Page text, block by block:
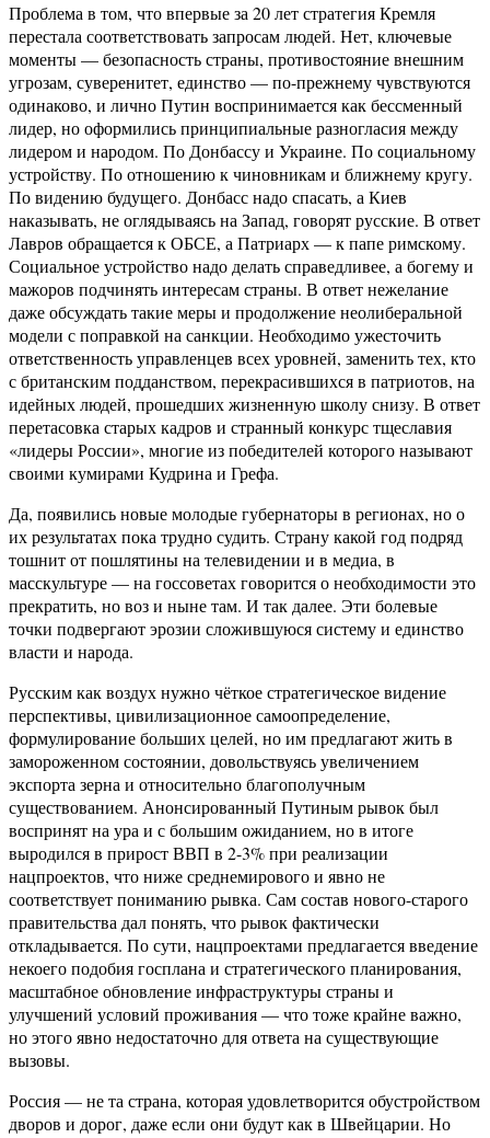
Проблема в том, что впервые за 20 лет стратегия Кремля
перестала соответствовать запросам людей. Нет, ключевые
моменты — безопасность страны, противостояние внешним
угрозам, суверенитет, единство — по-прежнему чувствуются
одинаково, и лично Путин воспринимается как бессменный
лидер, но оформились принципиальные разногласия между
лидером и народом. По Донбассу и Украине. По социальному
устройству. По отношению к чиновникам и ближнему кругу.
По видению будущего. Донбасс надо спасать, а Киев
наказывать, не оглядываясь на Запад, говорят русские. В ответ
Лавров обращается к ОБСЕ, а Патриарх — к папе римскому.
Социальное устройство надо делать справедливее, а богему и
мажоров подчинять интересам страны. В ответ нежелание
даже обсуждать такие меры и продолжение неолиберальной
модели с поправкой на санкции. Необходимо ужесточить
ответственность управленцев всех уровней, заменить тех, кто
с британским подданством, перекрасившихся в патриотов, на
идейных людей, прошедших жизненную школу снизу. В ответ
перетасовка старых кадров и странный конкурс тщеславия
«лидеры России», многие из победителей которого называют
своими кумирами Кудрина и Грефа.
Да, появились новые молодые губернаторы в регионах, но о
их результатах пока трудно судить. Страну какой год подряд
тошнит от пошлятины на телевидении и в медиа, в
масскультуре — на госсоветах говорится о необходимости это
прекратить, но воз и ныне там. И так далее. Эти болевые
точки подвергают эрозии сложившуюся систему и единство
власти и народа.
Русским как воздух нужно чёткое стратегическое видение
перспективы, цивилизационное самоопределение,
формулирование больших целей, но им предлагают жить в
замороженном состоянии, довольствуясь увеличением
экспорта зерна и относительно благополучным
существованием. Анонсированный Путиным рывок был
воспринят на ура и с большим ожиданием, но в итоге
выродился в прирост ВВП в 2-3% при реализации
нацпроектов, что ниже среднемирового и явно не
соответствует пониманию рывка. Сам состав нового-старого
правительства дал понять, что рывок фактически
откладывается. По сути, нацпроектами предлагается введение
некоего подобия госплана и стратегического планирования,
масштабное обновление инфраструктуры страны и
улучшений условий проживания — что тоже крайне важно,
но этого явно недостаточно для ответа на существующие
вызовы.
Россия — не та страна, которая удовлетворится обустройством
дворов и дорог, даже если они будут как в Швейцарии. Но